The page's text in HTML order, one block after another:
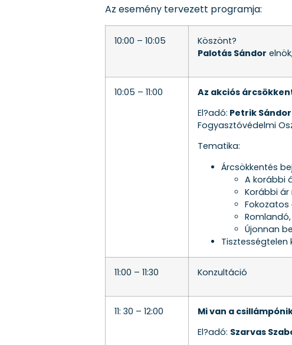
Az esemény tervezett programja:
10:00 – 10:05
Köszönt?
Palotás Sándor
10:05 – 11:00
Az akciós
El?adó: Petrik Sándor
Fogyasztóvédelmi
Tematika:
Árcsökkentés
A korábbi
Korábbi
Fokozatos
Újonnan
Tisztességtelen
11:00 – 11:30 Konzultáció
11: 30 – 12:00
Mi van a
El?adó: Szarvas